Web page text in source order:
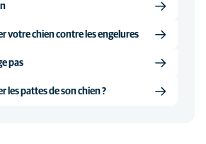
votre chien contre les engelures
pas
les pattes de son chien ?